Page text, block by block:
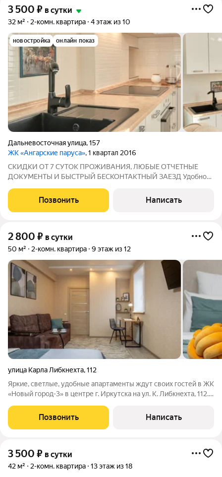
3 500 ₽ в сутки
32 м² 2-комн. квартира 4 этаж из 10
новостройка онлайн показ
Дальневосточная улица,157
ЖК «Ангарские паруса», 1 квартал 2016
СКИДКИ ОТ 7 СУТОК ПРОЖИВАНИЯ, ЛЮБЫЕ ОТЧЕТНЫЕ
ДОКУМЕНТЫ И БЫСТРЫЙ БЕСКОНТАКТНЫЙ ЗАЕЗД Удобно
пребывания. Здесь вы найдёте всё, что нужно для
качественного отдыха и личного времяпрепровождения.
Позвонить Написать
2 800 ₽ в сутки
50 м² 2-комн. квартира 9 этаж из 12
улица Карла Либкнехта,112
Яркие, светлые, удобные апартаменты ждут своих гостей в ЖК
«Новый город-3» в центре г. Иркутска на ул. К. Либкнехта, 112.
апартаментов, укомплектованных по принципу «заходи и
живи». Во дворе большая
Позвонить Написать
3 500 ₽ в сутки
42 м² 2-комн. квартира 13 этаж из 18